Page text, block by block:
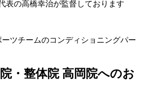
表の高橋幸治が監督しております
・整体院 高岡院へのお